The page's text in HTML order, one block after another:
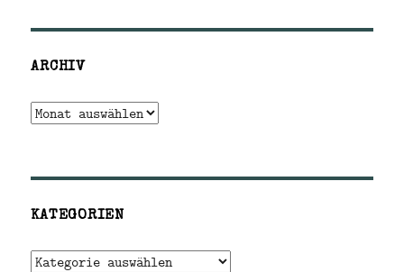
ARCHIV
Archiv
KATEGORIEN
Kategorien